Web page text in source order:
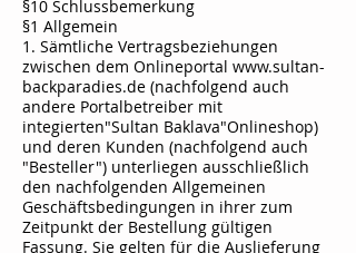
§10 Schlussbemerkung
§1 Allgemein
1. Sämtliche Vertragsbeziehungen
zwischen dem Onlineportal www.sultan-
backparadies.de (nachfolgend auch
andere Portalbetreiber mit
integierten"Sultan Baklava"Onlineshop)
und deren Kunden (nachfolgend auch
"Besteller") unterliegen ausschließlich
den nachfolgenden Allgemeinen
Geschäftsbedingungen in ihrer zum
Zeitpunkt der Bestellung gültigen
Fassung. Sie gelten für die Auslieferung